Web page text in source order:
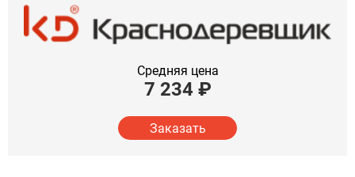
Средняя цена
7 234 ₽
Заказать